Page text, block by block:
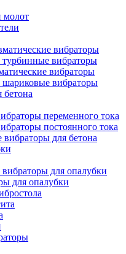
молот
вибраторы
вибраторы
вибраторы
вибраторы
бетона
переменного тока
постоянного тока
для бетона
для опалубки
для опалубки